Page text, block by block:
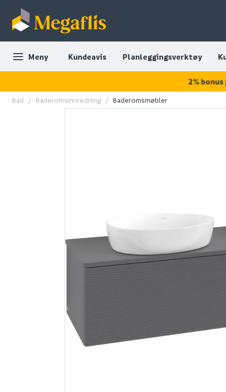
Meny Kundeavis Planleggingsverktøy
Hyper bokhylle eik
B20
Klikk & Hent
Bad Baderomsinnredning Baderomsmøbler
2%